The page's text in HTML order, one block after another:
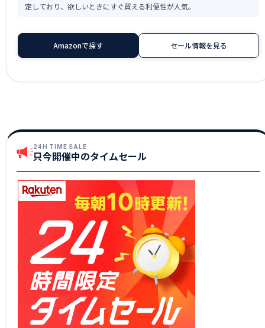
定しており、欲しいときにすぐ買える利便性が人気。
Amazonで探す セール情報を見る
24H TIME SALE
只今開催中のタイムセール